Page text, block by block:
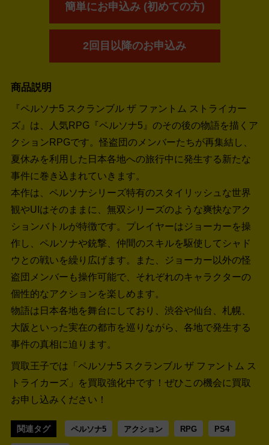
簡単にお申込み (初めての方)
2回目以降のお申込み
商品説明
『ペルソナ5 スクランブル ザ ファントム ストライカー
ズ』は、人気RPG『ペルソナ5』のその後の物語を描くア
クションRPGです。怪盗団のメンバーたちが再集結し、
夏休みを利用した日本各地への旅行中に発生する新たな
事件に巻き込まれていきます。
本作は、ペルソナシリーズ特有のスタイリッシュな世界
観やUIはそのままに、無双シリーズのような爽快なアク
ションバトルが特徴です。プレイヤーはジョーカーを操
作し、ペルソナや銃撃、仲間のスキルを駆使してシャド
ウとの戦いを繰り広げます。また、ジョーカー以外の怪
盗団メンバーも操作可能で、それぞれのキャラクターの
個性的なアクションを楽しめます。
物語は日本各地を舞台にしており、渋谷や仙台、札幌、
大阪といった実在の都市を巡りながら、各地で発生する
事件の真相に迫ります。
買取王子では「ペルソナ5 スクランブル ザ ファントム ス
トライカーズ」を買取強化中です！ ぜひこの機会に買取
お申し込みください！
関連タグ ペルソナ5 アクション RPG PS4